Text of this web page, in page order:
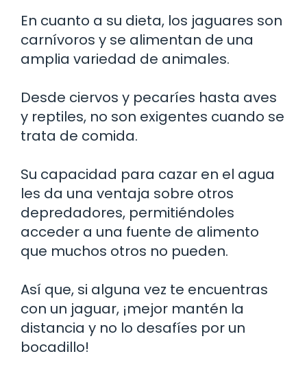
En cuanto a su dieta, los jaguares son
carnívoros y se alimentan de una
amplia variedad de animales.
Desde ciervos y pecaríes hasta aves
y reptiles, no son exigentes cuando se
trata de comida.
Su capacidad para cazar en el agua
les da una ventaja sobre otros
depredadores, permitiéndoles
acceder a una fuente de alimento
que muchos otros no pueden.
Así que, si alguna vez te encuentras
con un jaguar, ¡mejor mantén la
distancia y no lo desafíes por un
bocadillo!